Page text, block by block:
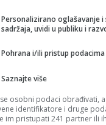
Personalizirano oglašavanje
sadržaja, uvidi u publiku i
Pohrana i/ili pristup
Saznajte više
osobni podaci obrađivati,
identifikatore i druge
im pristupati 241 partner ili